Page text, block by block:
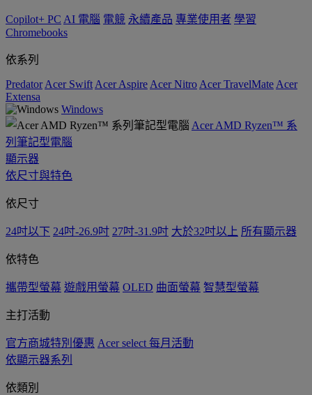
Copilot+ PC AI 電腦 電競 永續產品 專業使用者 學習
Chromebooks
依系列
Predator Acer Swift Acer Aspire Acer Nitro Acer TravelMate Acer
Extensa
Windows
Acer AMD Ryzen™ 系
列筆記型電腦
顯示器
依尺寸與特色
依尺寸
24吋以下 24吋-26.9吋 27吋-31.9吋 大於32吋以上 所有顯示器
依特色
攜帶型螢幕 遊戲用螢幕 OLED 曲面螢幕 智慧型螢幕
主打活動
官方商城特別優惠 Acer select 每月活動
依顯示器系列
依類別